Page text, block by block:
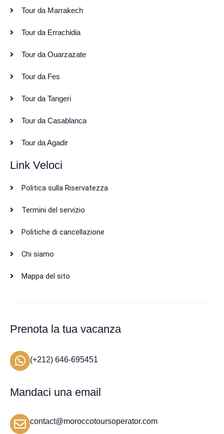
Tour da Marrakech
Tour da Errachidia
Tour da Ouarzazate
Tour da Fes
Tour da Tangeri
Tour da Casablanca
Tour da Agadir
Link Veloci
Politica sulla Riservatezza
Termini del servizio
Politiche di cancellazione
Chi siamo
Mappa del sito
Prenota la tua vacanza
(+212) 646-695451
Mandaci una email
contact@moroccotoursoperator.com